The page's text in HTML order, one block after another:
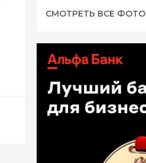
СМОТРЕТЬ ВСЕ ФОТО